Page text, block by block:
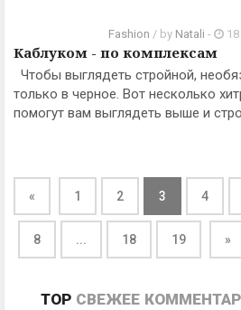
Fashion / by Natali -
Каблуком - по комплексам
Чтобы выглядеть стройной,
только в черное. Вот несколько
помогут вам выглядеть выше и
« 1 2 3 4
8 ... 18 19 »
TOP СВЕЖЕЕ